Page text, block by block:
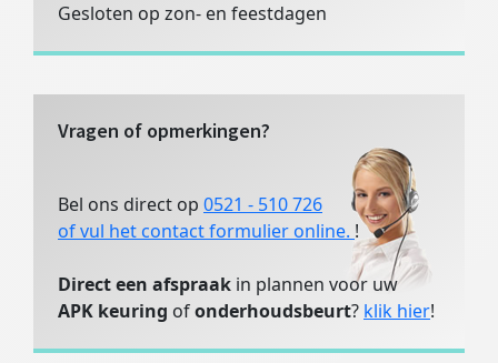
Gesloten op zon- en feestdagen
Vragen of opmerkingen?
Bel ons direct op 0521 - 510 726
of vul het contact formulier online. !
Direct een afspraak in plannen voor uw
APK keuring ofonderhoudsbeurt? klik hier!